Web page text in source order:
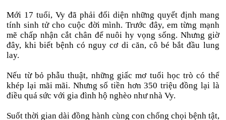
Mới 17 tuổi, Vy đã phải đối diện những quyết định mang
tính sinh tử cho cuộc đời mình. Trước đây, em từng mạnh
mẽ chấp nhận cắt chân để nuôi hy vọng sống. Nhưng giờ
đây, khi biết bệnh có nguy cơ di căn, cô bé bắt đầu lung
lay.
Nếu từ bỏ phẫu thuật, những giấc mơ tuổi học trò có thể
khép lại mãi mãi. Nhưng số tiền hơn 350 triệu đồng lại là
điều quá sức với gia đình hộ nghèo như nhà Vy.
Suốt thời gian dài đồng hành cùng con chống chọi bệnh tật,